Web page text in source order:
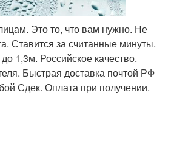
Это то, что вам нужно. Не
Ставится за считанные минуты.
1,3м. Российское качество.
Быстрая доставка почтой РФ
Сдек. Оплата при получении.